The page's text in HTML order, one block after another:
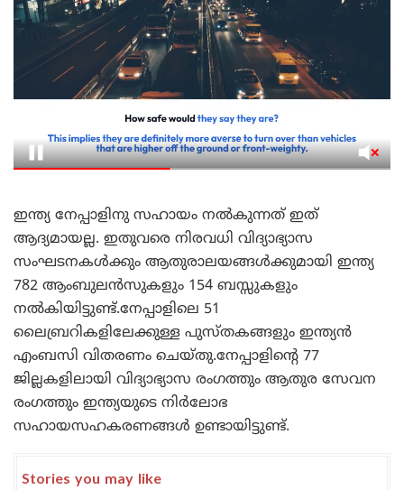
ഇന്ത്യ നേപ്പാളിനു സഹായം നൽകുന്നത് ഇത്
ആദ്യമായല്ല. ഇതുവരെ നിരവധി വിദ്യാഭ്യാസ
സംഘടനകൾക്കും ആതുരാലയങ്ങൾക്കുമായി ഇന്ത്യ
782 ആംബുലൻസുകളും 154 ബസ്സുകളും
നൽകിയിട്ടുണ്ട്.നേപ്പാളിലെ 51
ലൈബ്രറികളിലേക്കുള്ള പുസ്തകങ്ങളും ഇന്ത്യൻ
എംബസി വിതരണം ചെയ്തു.നേപ്പാളിന്റെ 77
ജില്ലകളിലായി വിദ്യാഭ്യാസ രംഗത്തും ആതുര സേവന
രംഗത്തും ഇന്ത്യയുടെ നിർലോഭ
സഹായസഹകരണങ്ങൾ ഉണ്ടായിട്ടുണ്ട്.
Stories you may like